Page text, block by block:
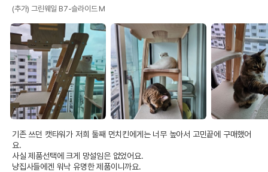
(추가) 그린웨일 B7-슬라이드 M
기존 쓰던 캣타워가 저희 둘째 먼치킨에게는 너무 높아서 고민끝에 구매했어
요.
사실 제품선택에 크게 망설임은 없었어요.
냥집사들에겐 워낙 유명한 제품이니까요.